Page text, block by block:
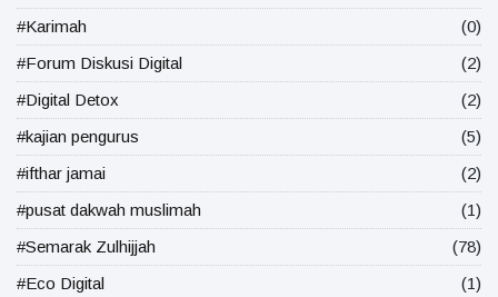
#Karimah
(0)
#Forum Diskusi Digital
(2)
#Digital Detox
(2)
#kajian pengurus
(5)
#ifthar jamai
(2)
#pusat dakwah muslimah
(1)
#Semarak Zulhijjah
(78)
#Eco Digital
(1)